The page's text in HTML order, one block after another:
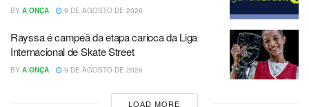
BY A ONÇA 9 DE AGOSTO DE 2026
Rayssa é campeã da etapa carioca da Liga
Internacional de Skate Street
BY A ONÇA 9 DE AGOSTO DE 2026
LOAD MORE